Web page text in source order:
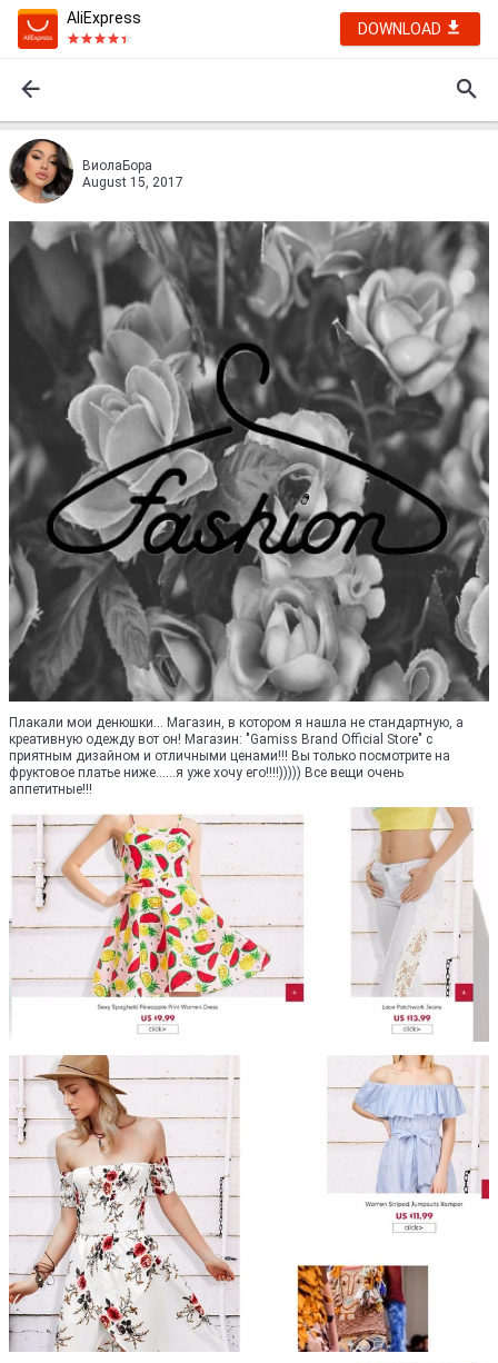
AliExpress
DOWNLOAD
ВиолаБора
August 15, 2017
Плакали мои денюшки... Магазин, в котором я нашла не стандартную, а
креативную одежду вот он! Магазин: "Gamiss Brand Official Store" с
приятным дизайном и отличными ценами!!! Вы только посмотрите на
фруктовое платье ниже......я уже хочу его!!!!))))) Все вещи очень
аппетитные!!!